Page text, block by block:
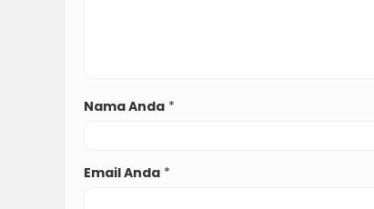
Nama Anda *
Email Anda *